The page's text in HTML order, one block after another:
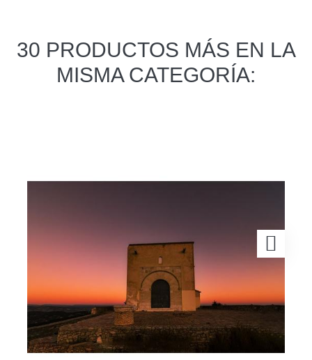
30 PRODUCTOS MÁS EN LA
MISMA CATEGORÍA: